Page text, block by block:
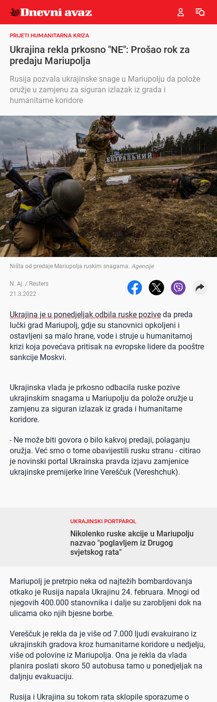
PRIJETI HUMANITARNA KRIZA
Ukrajina rekla prkosno "NE": Prošao rok za
predaju Mariupolja
Rusija pozvala ukrajinske snage u Mariupolju da polože
oružje u zamjenu za siguran izlazak iz grada i
humanitarne koridore
Ništa od predaje Mariupolja ruskim snagama Agencije
N. Aj. / Reuters
21.3.2022
Ukrajina je u ponedjeljak odbila ruske pozive da preda
lučki grad Mariupolj, gdje su stanovnici opkoljeni i
ostavljeni sa malo hrane, vode i struje u humanitarnoj
krizi koja povećava pritisak na evropske lidere da pooštre
sankcije Moskvi.
Ukrajinska vlada je prkosno odbacila ruske pozive
ukrajinskim snagama u Mariupolju da polože oružje u
zamjenu za siguran izlazak iz grada i humanitarne
koridore.
- Ne može biti govora o bilo kakvoj predaji, polaganju
oružja. Već smo o tome obavijestili rusku stranu - citirao
je novinski portal Ukrainska pravda izjavu zamjenice
ukrajinske premijerke Irine Vereščuk (Vereshchuk).
UKRAJINSKI PORTPAROL
Nikolenko ruske akcije u Mariupolju
nazvao "poglavljem iz Drugog
svjetskog rata"
Mariupolj je pretrpio neka od najtežih bombardovanja
otkako je Rusija napala Ukrajinu 24. februara. Mnogi od
njegovih 400.000 stanovnika i dalje su zarobljeni dok na
ulicama oko njih bjesne borbe.
Vereščuk je rekla da je više od 7.000 ljudi evakuirano iz
ukrajinskih gradova kroz humanitarne koridore u nedjelju,
više od polovine iz Mariupolja. Ona je rekla da vlada
planira poslati skoro 50 autobusa tamo u ponedjeljak na
daljnju evakuaciju.
Rusija i Ukrajina su tokom rata sklopile sporazume o